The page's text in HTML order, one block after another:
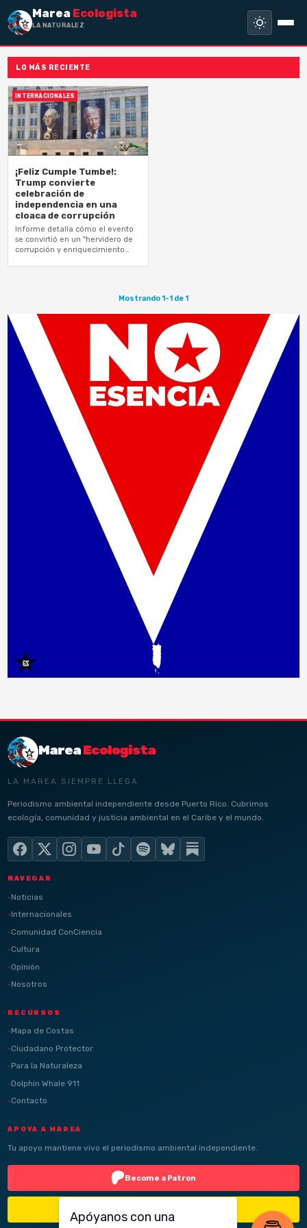
Marea Ecologista
LA NATURALEZA N
LO MÁS RECIENTE
INTERNACIONALES
¡Feliz Cumple Tumbe!:
Trump convierte
celebración de
independencia en una
cloaca de corrupción
Informe detalla cómo el evento
se convirtió en un "hervidero de
corrupción y enriquecimiento
Mostrando 1-1 de 1
MareaEcologista
LA MAREA SIEMPRE LLEGA
Periodismo ambiental independiente desde Puerto Rico. Cubrimos
ecología, comunidad y justicia ambiental en el Caribe y el mundo.
NAVEGAR
Noticias
Internacionales
Comunidad ConCiencia
Cultura
Opinión
Nosotros
RECURSOS
Mapa de Costas
Ciudadano Protector
Para la Naturaleza
Dolphin Whale 911
Contacto
APOYA A MAREA
Tu apoyo mantiene vivo el periodismo ambiental independiente.
Become a Patron
Apóyanos con una